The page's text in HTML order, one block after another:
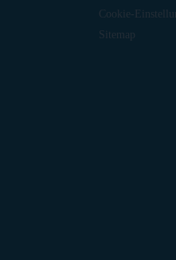
Cookie-
Sitemap